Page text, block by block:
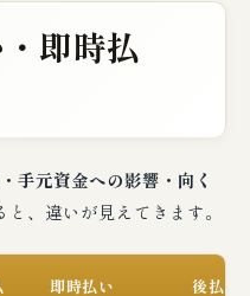
即時払
手元資金への影響・向く
、違いが見えてきます。
即時払い
後払い